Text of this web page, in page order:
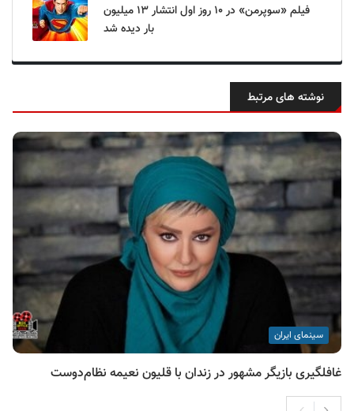
فیلم «سوپرمن» در ۱۰ روز اول انتشار ۱۳ میلیون
بار دیده شد
نوشته های مرتبط
سینمای ایران
غافلگیری بازیگر مشهور در زندان با قلیون نعیمه نظام‌دوست